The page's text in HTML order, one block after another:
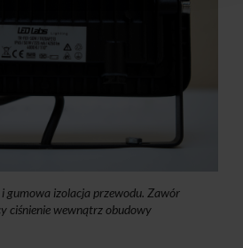
gumowa izolacja przewodu. Zawór
ciśnienie wewnątrz obudowy